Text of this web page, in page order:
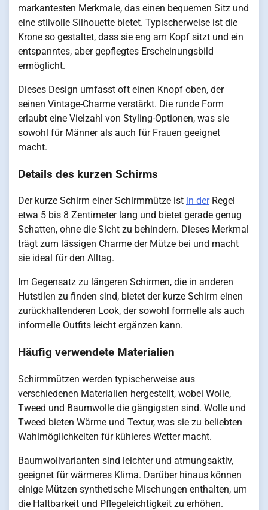
markantesten Merkmale, das einen bequemen Sitz und
eine stilvolle Silhouette bietet. Typischerweise ist die
Krone so gestaltet, dass sie eng am Kopf sitzt und ein
entspanntes, aber gepflegtes Erscheinungsbild
ermöglicht.
Dieses Design umfasst oft einen Knopf oben, der
seinen Vintage-Charme verstärkt. Die runde Form
erlaubt eine Vielzahl von Styling-Optionen, was sie
sowohl für Männer als auch für Frauen geeignet
macht.
Details des kurzen Schirms
Der kurze Schirm einer Schirmmütze ist in derRegel
etwa 5 bis 8 Zentimeter lang und bietet gerade genug
Schatten, ohne die Sicht zu behindern. Dieses Merkmal
trägt zum lässigen Charme der Mütze bei und macht
sie ideal für den Alltag.
Im Gegensatz zu längeren Schirmen, die in anderen
Hutstilen zu finden sind, bietet der kurze Schirm einen
zurückhaltenderen Look, der sowohl formelle als auch
informelle Outfits leicht ergänzen kann.
Häufig verwendete Materialien
Schirmmützen werden typischerweise aus
verschiedenen Materialien hergestellt, wobei Wolle,
Tweed und Baumwolle die gängigsten sind. Wolle und
Tweed bieten Wärme und Textur, was sie zu beliebten
Wahlmöglichkeiten für kühleres Wetter macht.
Baumwollvarianten sind leichter und atmungsaktiv,
geeignet für wärmeres Klima. Darüber hinaus können
einige Mützen synthetische Mischungen enthalten, um
die Haltbarkeit und Pflegeleichtigkeit zu erhöhen.